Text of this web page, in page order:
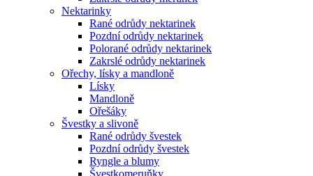
Nektarinky
Rané odrůdy nektarinek
Pozdní odrůdy nektarinek
Polorané odrůdy nektarinek
Zakrslé odrůdy nektarinek
Ořechy, lísky a mandloně
Lísky
Mandloně
Ořešáky
Švestky a slivoně
Rané odrůdy švestek
Pozdní odrůdy švestek
Ryngle a blumy
Švestkomeruňky